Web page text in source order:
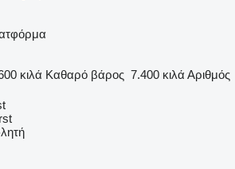
κιλά Καθαρό βάρος 7.400 κιλά Αριθμός